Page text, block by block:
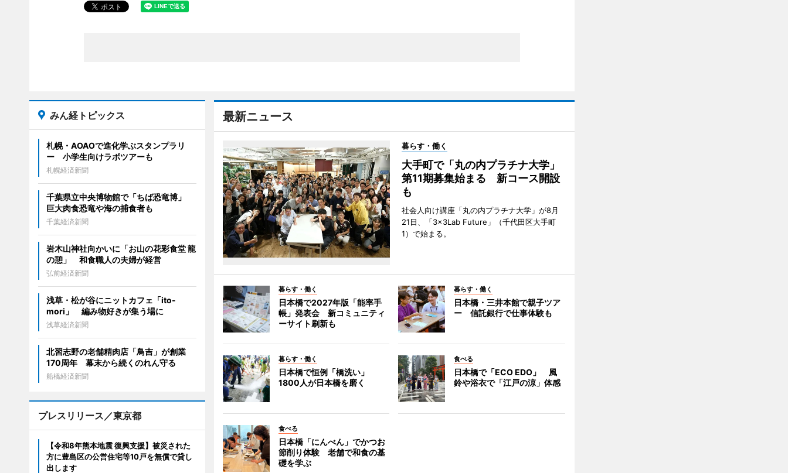
最新ニュース
暮らす・働く
大手町で「丸の内プラチナ大学」
第11期募集始まる 新コース開設
も
社会人向け講座「丸の内プラチナ大学」が8月
21日、「3×3Lab Future」（千代田区大手町
1）で始まる。
暮らす・働く
日本橋で2027年版「能率手
帳」発表会 新コミュニティ
ーサイト刷新も
暮らす・働く
日本橋・三井本館で親子ツア
ー 信託銀行で仕事体験も
暮らす・働く
日本橋で恒例「橋洗い」
1800人が日本橋を磨く
食べる
日本橋で「ECO EDO」 風
鈴や浴衣で「江戸の涼」体感
食べる
日本橋「にんべん」でかつお
節削り体験 老舗で和食の基
礎を学ぶ
みん経トピックス
札幌・AOAOで進化学ぶスタンプラリ
ー 小学生向けラボツアーも
札幌経済新聞
千葉県立中央博物館で「ちば恐竜博」
巨大肉食恐竜や海の捕食者も
千葉経済新聞
岩木山神社向かいに「お山の花彩食堂 龍
の憩」 和食職人の夫婦が経営
弘前経済新聞
浅草・松が谷にニットカフェ「ito-
mori」 編み物好きが集う場に
浅草経済新聞
北習志野の老舗精肉店「鳥吉」が創業
170周年 幕末から続くのれん守る
船橋経済新聞
プレスリリース／東京都
【令和8年熊本地震 復興支援】被災された
方に豊島区の公営住宅等10戸を無償で貸し
出します